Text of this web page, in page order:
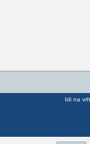
Idi na vrh